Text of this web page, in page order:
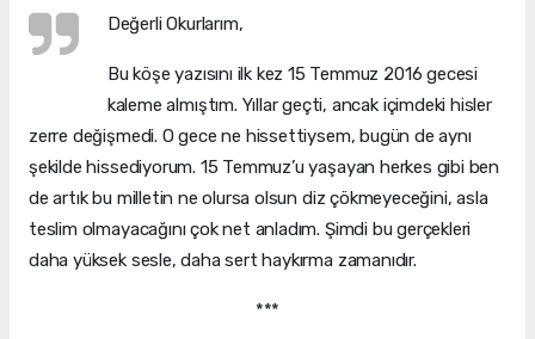
Değerli Okurlarım,
Bu köşe yazısını ilk kez 15 Temmuz 2016 gecesi
kaleme almıştım. Yıllar geçti, ancak içimdeki hisler
zerre değişmedi. O gece ne hissettiysem, bugün de aynı
şekilde hissediyorum. 15 Temmuz’u yaşayan herkes gibi ben
de artık bu milletin ne olursa olsun diz çökmeyeceğini, asla
teslim olmayacağını çok net anladım. Şimdi bu gerçekleri
daha yüksek sesle, daha sert haykırma zamanıdır.
***